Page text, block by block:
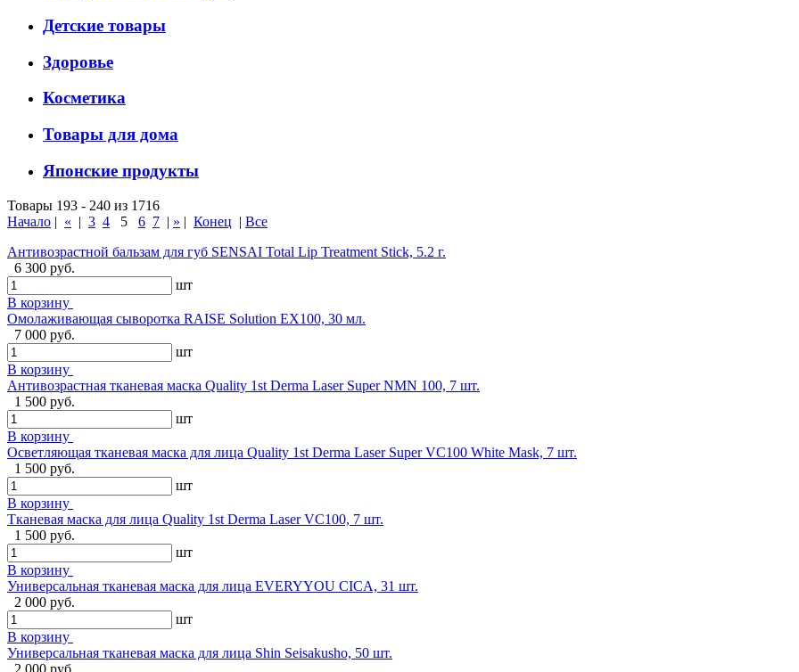
Детские товары
Здоровье
Косметика
Товары для дома
Японские продукты
Товары 193 - 240 из 1716
Начало | « | 3 4 5 6 7 | » | Конец | Все
Антивозрастной бальзам для губ SENSAI Total Lip Treatment Stick, 5.2 г.
6 300 руб.
шт
В корзину
Омолаживающая сыворотка RAISE Solution EX100, 30 мл.
7 000 руб.
шт
В корзину
Антивозрастная тканевая маска Quality 1st Derma Laser Super NMN 100, 7 шт.
1 500 руб.
шт
В корзину
Осветляющая тканевая маска для лица Quality 1st Derma Laser Super VC100 White Mask, 7 шт.
1 500 руб.
шт
В корзину
Тканевая маска для лица Quality 1st Derma Laser VC100, 7 шт.
1 500 руб.
шт
В корзину
Универсальная тканевая маска для лица EVERYYOU CICA, 31 шт.
2 000 руб.
шт
В корзину
Универсальная тканевая маска для лица Shin Seisakusho, 50 шт.
2 000 руб.